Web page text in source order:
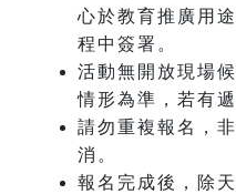
心於教育推廣用
程中簽署。
活動無開放現場
情形為準，若有
請勿重複報名，
消。
報名完成後，除